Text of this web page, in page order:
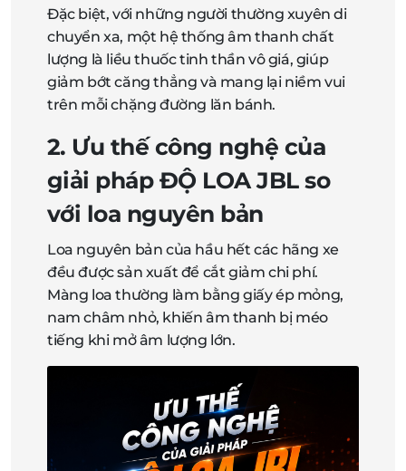
Đặc biệt, với những người thường xuyên di
chuyển xa, một hệ thống âm thanh chất
lượng là liều thuốc tinh thần vô giá, giúp
giảm bớt căng thẳng và mang lại niềm vui
trên mỗi chặng đường lăn bánh.
2. Ưu thế công nghệ của
giải pháp ĐỘ LOA JBLso
với loa nguyên bản
Loa nguyên bản của hầu hết các hãng xe
đều được sản xuất để cắt giảm chi phí.
Màng loa thường làm bằng giấy ép mỏng,
nam châm nhỏ, khiến âm thanh bị méo
tiếng khi mở âm lượng lớn.